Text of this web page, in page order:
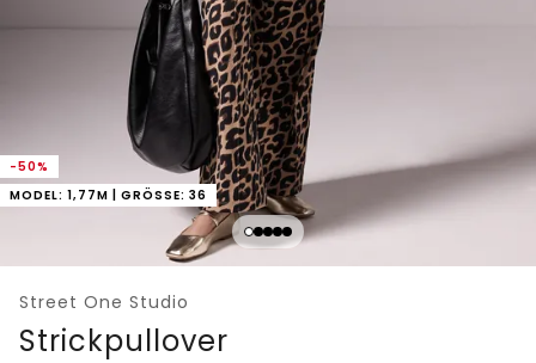
-50%
MODEL: 1,77M | GRÖSSE: 36
Street One Studio
Strickpullover